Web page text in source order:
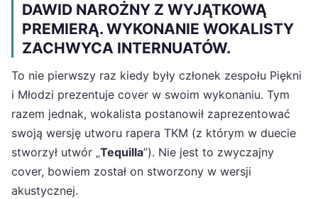
DAWID NAROŻNY Z WYJĄTKOWĄ
PREMIERĄ. WYKONANIE WOKALISTY
ZACHWYCA INTERNUATÓW.
To nie pierwszy raz kiedy były członek zespołu Piękni
i Młodzi prezentuje cover w swoim wykonaniu. Tym
razem jednak, wokalista postanowił zaprezentować
swoją wersję utworu rapera TKM (z którym w duecie
stworzył utwór „Tequilla”). Nie jest to zwyczajny
cover, bowiem został on stworzony w wersji
akustycznej.